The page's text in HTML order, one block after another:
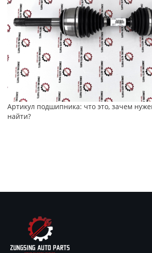
Артикул подшипника: что это, зачем
найти?